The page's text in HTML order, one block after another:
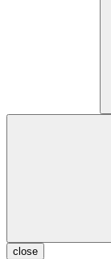
close